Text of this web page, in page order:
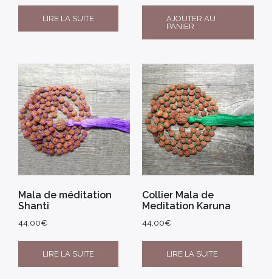
LIRE LA SUITE
AJOUTER AU
PANIER
Mala de méditation
Shanti
44,00€
LIRE LA SUITE
Collier Mala de
Meditation Karuna
44,00€
LIRE LA SUITE